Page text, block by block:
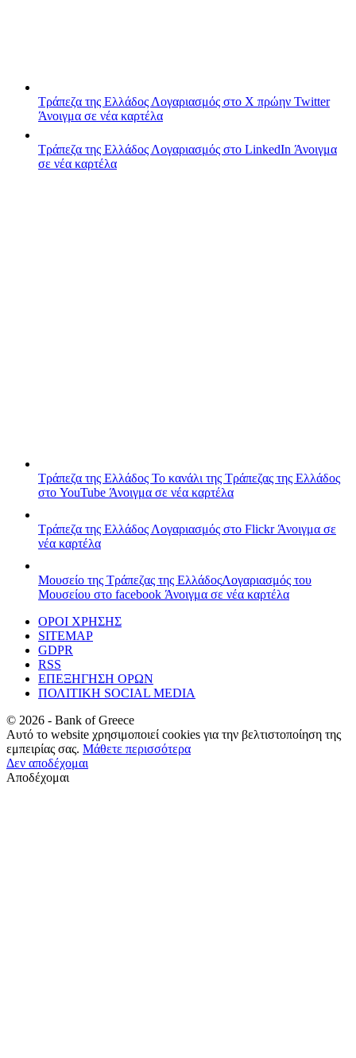
Τράπεζα της Ελλάδος Λογαριασμός στο X πρώην Twitter
Άνοιγμα σε νέα καρτέλα
Τράπεζα της Ελλάδος Λογαριασμός στο LinkedIn Άνοιγμα
σε νέα καρτέλα
Τράπεζα της Ελλάδος Το κανάλι της Τράπεζας της Ελλάδος
στο YouTube Άνοιγμα σε νέα καρτέλα
Τράπεζα της Ελλάδος Λογαριασμός στο FlickrΆνοιγμα σε
νέα καρτέλα
Μουσείο της Τράπεζας της ΕλλάδοςΛογαριασμός του
Μουσείου στο facebook Άνοιγμα σε νέα καρτέλα
ΟΡΟΙ ΧΡΗΣΗΣ
SITEMAP
GDPR
RSS
ΕΠΕΞΗΓΗΣΗ ΟΡΩΝ
ΠΟΛΙΤΙΚΗ SOCIAL MEDIA
© 2026 - Bank of Greece
Αυτό το website χρησιμοποιεί cookies για την βελτιστοποίηση της
εμπειρίας σας. Μάθετε περισσότερα
Δεν αποδέχομαι
Αποδέχομαι